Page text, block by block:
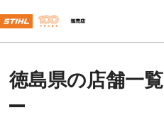
徳島県の店舗一覧